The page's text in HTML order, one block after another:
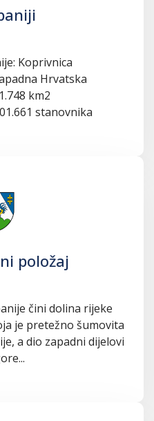
Koprivnica
Hrvatska
km2
stanovnika
položaj
čini dolina rijeke
je pretežno šumovita
a dio zapadni dijelovi